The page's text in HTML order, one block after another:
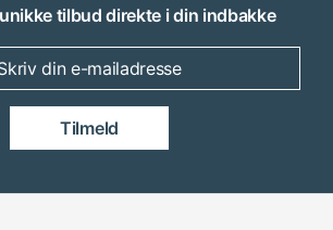
tilbud direkte i din indbakke
Tilmeld